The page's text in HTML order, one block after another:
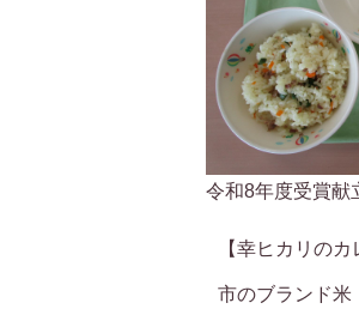
令和8年度受賞献
【幸ヒカリのカ
市のブランド米